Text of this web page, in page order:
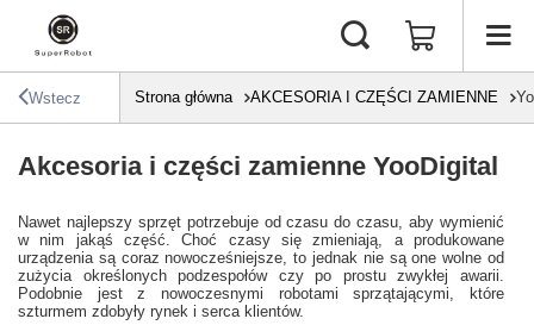
Wstecz Strona główna AKCESORIA I CZĘŚCI ZAMIENNE
Akcesoria i części zamienne YooDigital
Nawet najlepszy sprzęt potrzebuje od czasu do czasu, aby wymienić
w nim jakąś część. Choć czasy się zmieniają, a produkowane
urządzenia są coraz nowocześniejsze, to jednak nie są one wolne od
zużycia określonych podzespołów czy po prostu zwykłej awarii.
Podobnie jest z nowoczesnymi robotami sprzątającymi, które
szturmem zdobyły rynek i serca klientów.